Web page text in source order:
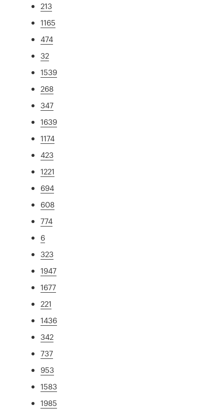
213
1165
474
32
1539
268
347
1639
1174
423
1221
694
608
774
6
323
1947
1677
221
1436
342
737
953
1583
1985